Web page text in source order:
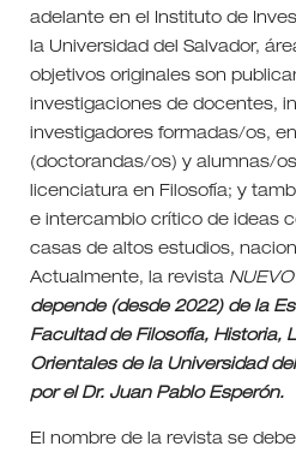
adelante en el Instituto de
la Universidad del Salvador,
objetivos originales son
investigaciones de docentes,
investigadores formadas/os,
(doctorandas/os) y alumnas/
licenciatura en Filosofía; y
e intercambio crítico de ideas
casas de altos estudios,
Actualmente, la revista
depende (desde 2022) de la
Facultad de Filosofía, Historia,
Orientales de la Universidad
por el Dr. Juan Pablo Esperón.
El nombre de la revista se